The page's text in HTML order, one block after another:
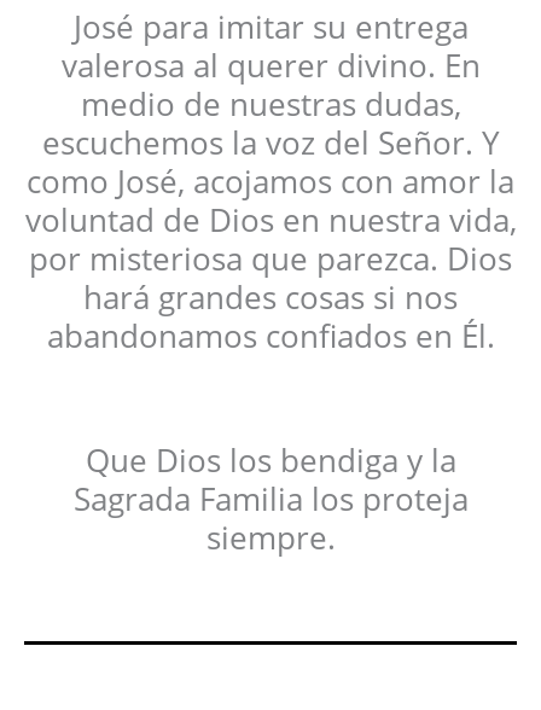
José para imitar su entrega
valerosa al querer divino. En
medio de nuestras dudas,
escuchemos la voz del Señor. Y
como José, acojamos con amor la
voluntad de Dios en nuestra vida,
por misteriosa que parezca. Dios
hará grandes cosas si nos
abandonamos confiados en Él.
Que Dios los bendiga y la
Sagrada Familia los proteja
siempre.